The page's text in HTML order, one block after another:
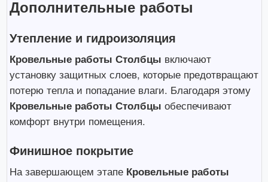
Дополнительные работы
Утепление и гидроизоляция
Кровельные работы Столбцы включают
установку защитных слоев, которые предотвращают
потерю тепла и попадание влаги. Благодаря этому
Кровельные работы Столбцы обеспечивают
комфорт внутри помещения.
Финишное покрытие
На завершающем этапе Кровельные работы